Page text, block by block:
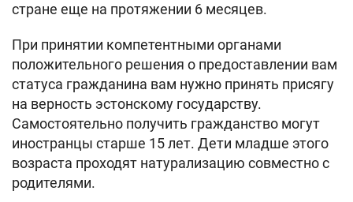
стране еще на протяжении 6 месяцев.
При принятии компетентными органами
положительного решения о предоставлении вам
статуса гражданина вам нужно принять присягу
на верность эстонскому государству.
Самостоятельно получить гражданство могут
иностранцы старше 15 лет. Дети младше этого
возраста проходят натурализацию совместно с
родителями.